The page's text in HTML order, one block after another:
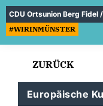
CDU Ortsunion Berg Fidel
#WIRINMÜNSTER
ZURÜCK
Europäische